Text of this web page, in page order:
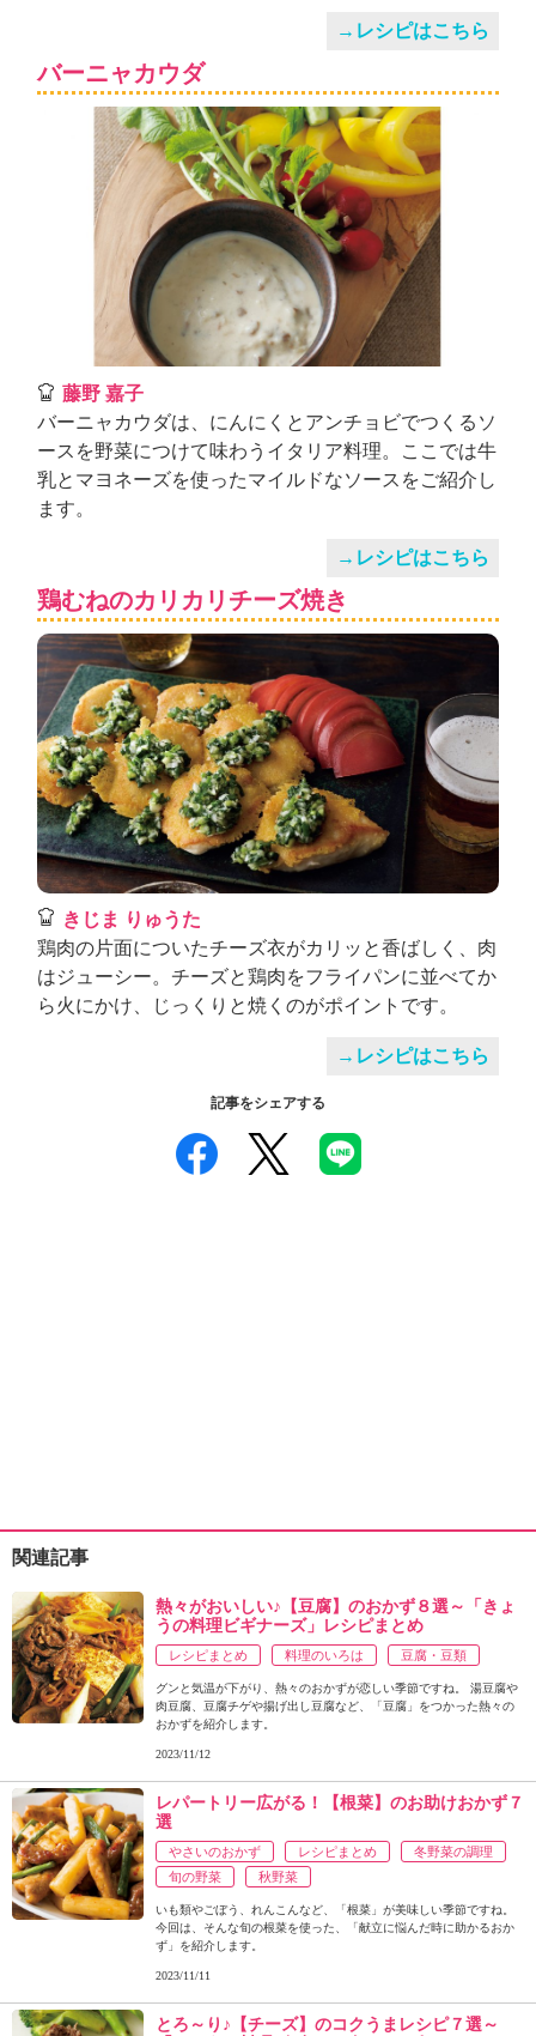
→レシピはこちら
バーニャカウダ
藤野 嘉子
バーニャカウダは、にんにくとアンチョビでつくるソ
ースを野菜につけて味わうイタリア料理。ここでは牛
乳とマヨネーズを使ったマイルドなソースをご紹介し
ます。
→レシピはこちら
鶏むねのカリカリチーズ焼き
きじま りゅうた
鶏肉の片面についたチーズ衣がカリッと香ばしく、肉
はジューシー。チーズと鶏肉をフライパンに並べてか
ら火にかけ、じっくりと焼くのがポイントです。
→レシピはこちら
記事をシェアする
関連記事
熱々がおいしい♪【豆腐】のおかず８選～「きょ
うの料理ビギナーズ」レシピまとめ
レシピまとめ 料理のいろは 豆腐・豆類
グンと気温が下がり、熱々のおかずが恋しい季節ですね。 湯豆腐や
肉豆腐、豆腐チゲや揚げ出し豆腐など、「豆腐」をつかった熱々の
おかずを紹介します。
2023/11/12
レパートリー広がる！【根菜】のお助けおかず７
選
やさいのおかず レシピまとめ
冬野菜の調理
旬の野菜
秋野菜
いも類やごぼう、れんこんなど、「根菜」が美味しい季節ですね。
今回は、そんな旬の根菜を使った、「献立に悩んだ時に助かるおか
ず」を紹介します。
2023/11/11
とろ～り♪【チーズ】のコクうまレシピ７選～